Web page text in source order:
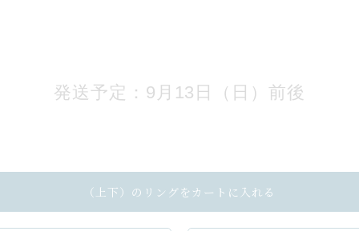
発送予定：9月13日（日）前後
（上下）のリングをカートに入れる